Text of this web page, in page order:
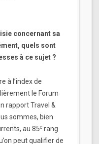
concernant sa
quels sont
à ce sujet ?
à l’index de
le Forum
rapport Travel &
sommes, bien
au 85e rang
peut qualifier de